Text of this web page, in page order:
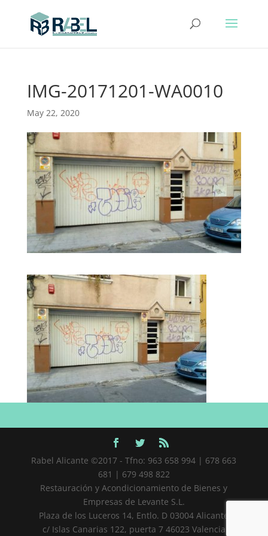
IMG-20171201-WA0010
May 22, 2020
Rabel Alicante ©2017 - Tfno: 963 658 994 | 678 663
681 | 679 498 822
Restauración y Acondicionamiento de Bienes y
Empresas de Levante S.L.
Plaza de los Luceros 14, Entlo. D 03004 Alicante
c/ Islas Canarias 122, puerta 7 46023 Valencia